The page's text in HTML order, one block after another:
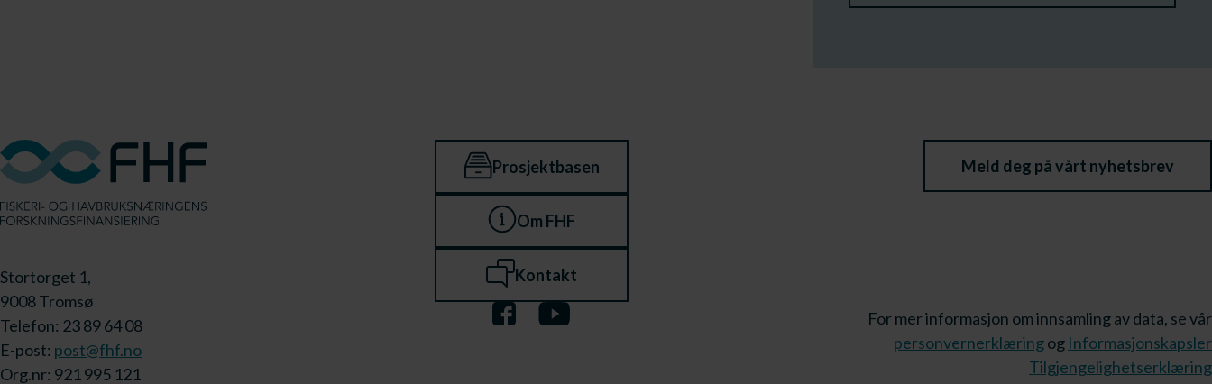
Stortorget 1,
9008 Tromsø
Telefon: 23 89 64 08
E-post: post@fhf.no
Org.nr: 921 995 121
Prosjektbasen
Om FHF
Kontakt
Meld deg på vårt nyhetsbrev
For mer informasjon om innsamling av data, se vår
personvernerklæringog Informasjonskapsler
Tilgjengelighetserklæring